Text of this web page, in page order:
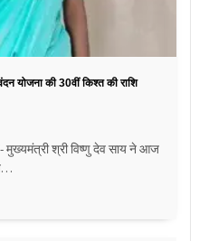
योजना की 30वीं किश्त की राशि
श्री विष्णु देव साय ने आज